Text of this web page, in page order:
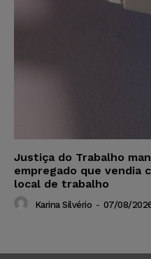
Justiça do Trabalho
empregado que vendia
local de trabalho
Karina Silvério - 07/08/